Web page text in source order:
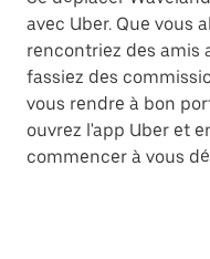
avec Uber. Que vous
rencontriez des amis
fassiez des
vous rendre à bon
ouvrez l'app Uber et
commencer à vous